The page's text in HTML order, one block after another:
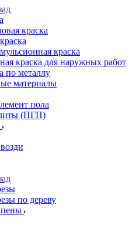
краска
краска
краска для наружных работ
по металлу
материалы
пола
(ПГП)
по дереву
пены